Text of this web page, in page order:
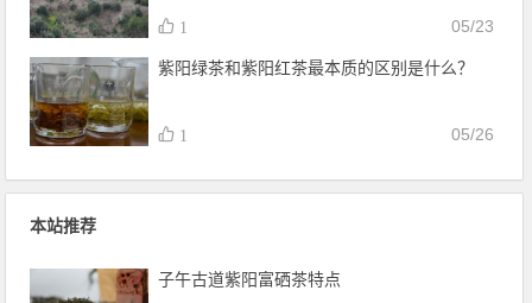
1 05/23
紫阳绿茶和紫阳红茶最本质的区别是什么？
1 05/26
本站推荐
子午古道紫阳富硒茶特点